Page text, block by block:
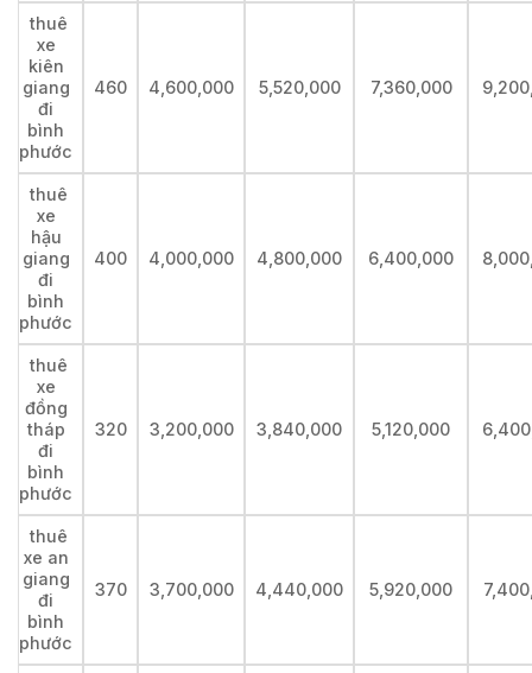
thuê
xe
kiên
giang
đi
bình
phước
460 4,600,000 5,520,000 7,360,000
thuê
xe
hậu
giang
đi
bình
phước
400 4,000,000 4,800,000 6,400,000
thuê
xe
đồng
tháp
đi
bình
phước
320 3,200,000 3,840,000 5,120,000
thuê
xe an
giang
đi
bình
phước
370 3,700,000 4,440,000 5,920,000